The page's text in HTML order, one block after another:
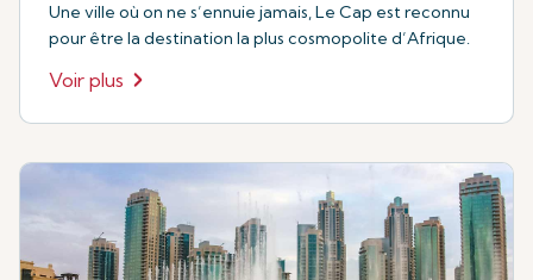
Une ville où on ne s’ennuie jamais, Le Cap est reconnu
pour être la destination la plus cosmopolite d’Afrique.
Voir plus